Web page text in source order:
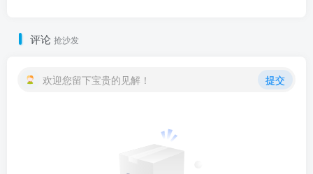
评论 抢沙发
欢迎您留下宝贵的见解！ 提交